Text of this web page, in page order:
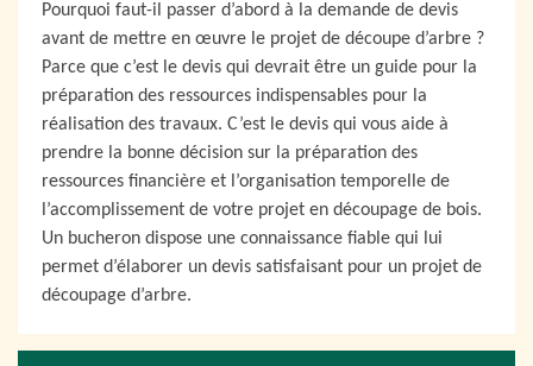
Pourquoi faut-il passer d’abord à la demande de devis
avant de mettre en œuvre le projet de découpe d’arbre ?
Parce que c’est le devis qui devrait être un guide pour la
préparation des ressources indispensables pour la
réalisation des travaux. C’est le devis qui vous aide à
prendre la bonne décision sur la préparation des
ressources financière et l’organisation temporelle de
l’accomplissement de votre projet en découpage de bois.
Un bucheron dispose une connaissance fiable qui lui
permet d’élaborer un devis satisfaisant pour un projet de
découpage d’arbre.